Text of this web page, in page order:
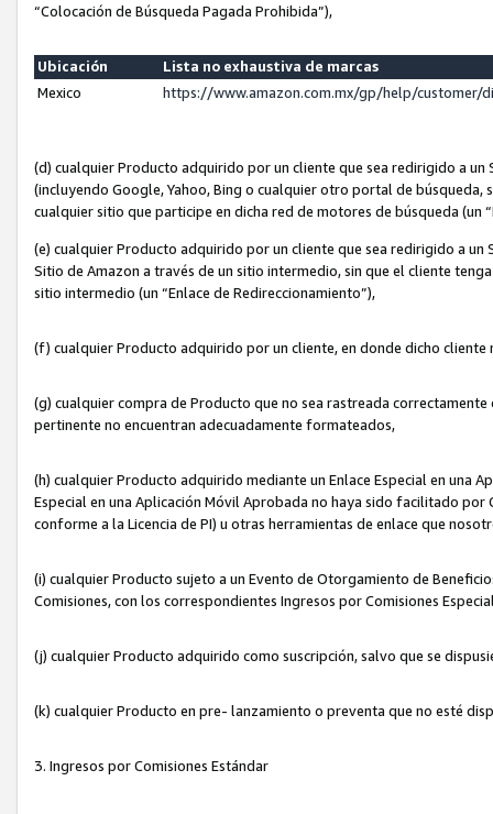
“Colocación de Búsqueda Pagada Prohibida”),
Ubicación
Lista no exhaustiva de marcas
Mexico
https://www.amazon.com.mx/gp/help/customer/
(d) cualquier Producto adquirido por un cliente que sea redirigido a
(incluyendo Google, Yahoo, Bing o cualquier otro portal de
cualquier sitio que participe en dicha red de motores de búsqueda (un
(e) cualquier Producto adquirido por un cliente que sea redirigido a un
Sitio de Amazon a través de un sitio intermedio, sin que el cliente
sitio intermedio (un “Enlace de Redireccionamiento”),
(f) cualquier Producto adquirido por un cliente, en donde dicho
(g) cualquier compra de Producto que no sea rastreada
pertinente no encuentran adecuadamente formateados,
(h) cualquier Producto adquirido mediante un Enlace Especial en una
Especial en una Aplicación Móvil Aprobada no haya sido facilitado
conforme a la Licencia de PI) u otras herramientas de enlace que
(i) cualquier Producto sujeto a un Evento de Otorgamiento de
Comisiones, con los correspondientes Ingresos por Comisiones
(j) cualquier Producto adquirido como suscripción, salvo que se
(k) cualquier Producto en pre- lanzamiento o preventa que no esté
3. Ingresos por Comisiones Estándar